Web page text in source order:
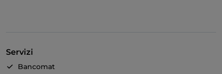
Servizi
Bancomat